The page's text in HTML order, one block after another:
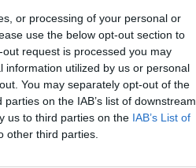
or processing of your personal or
use the below opt-out section to
request is processed you may
utilized by us or personal
You may separately opt-out of the
on the IAB’s list of downstream
us to third parties on the IAB’s List of
other third parties.